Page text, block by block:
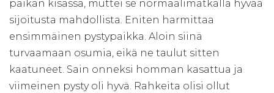
paikan kisassa, muttei se normaalimatkalla hyvää
sijoitusta mahdollista. Eniten harmittaa
ensimmäinen pystypaikka. Aloin siinä
turvaamaan osumia, eikä ne taulut sitten
kaatuneet. Sain onneksi homman kasattua ja
viimeinen pysty oli hyvä. Rahkeita olisi ollut